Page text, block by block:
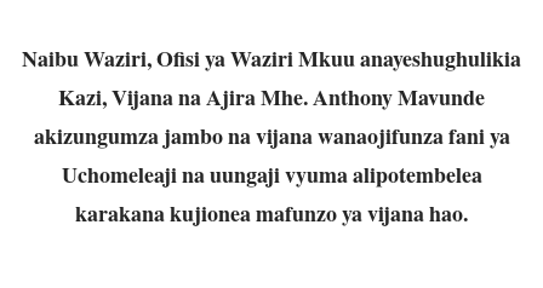
Naibu Waziri, Ofisi ya Waziri Mkuu anayeshughulikia
Kazi, Vijana na Ajira Mhe. Anthony Mavunde
akizungumza jambo na vijana wanaojifunza fani ya
Uchomeleaji na uungaji vyuma alipotembelea
karakana kujionea mafunzo ya vijana hao.